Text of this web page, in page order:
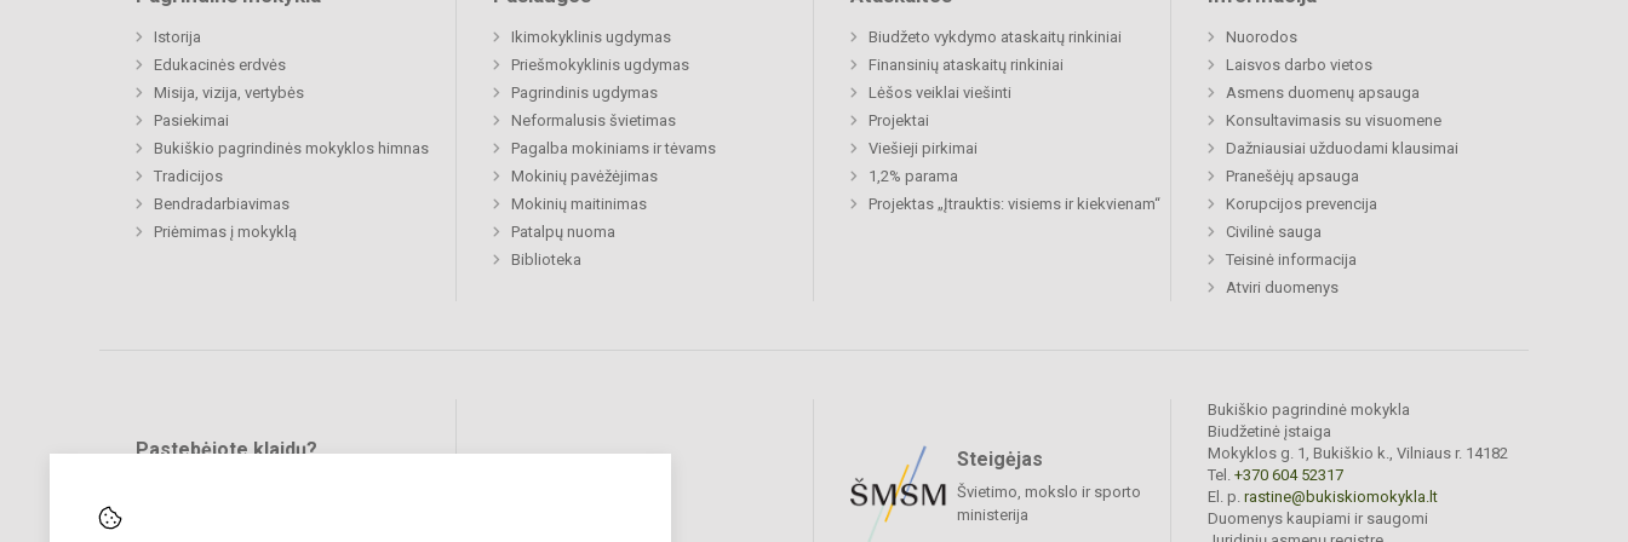
Istorija
Edukacinės erdvės
Misija, vizija, vertybės
Pasiekimai
Bukiškio pagrindinės mokyklos himnas
Tradicijos
Bendradarbiavimas
Priėmimas į mokyklą
Ikimokyklinis ugdymas
Priešmokyklinis ugdymas
Pagrindinis ugdymas
Neformalusis švietimas
Pagalba mokiniams ir tėvams
Mokinių pavėžėjimas
Mokinių maitinimas
Patalpų nuoma
Biblioteka
Biudžeto vykdymo ataskaitų rinkiniai
Finansinių ataskaitų rinkiniai
Lėšos veiklai viešinti
Projektai
Viešieji pirkimai
1,2% parama
Projektas „Įtrauktis: visiems ir kiekvienam“
Nuorodos
Laisvos darbo vietos
Asmens duomenų apsauga
Konsultavimasis su visuomene
Dažniausiai užduodami klausimai
Pranešėjų apsauga
Korupcijos prevencija
Civilinė sauga
Teisinė informacija
Atviri duomenys
Pastebėjote klaidų? Steigėjas
Švietimo, mokslo ir sporto
ministerija
Bukiškio pagrindinė mokykla
Biudžetinė įstaiga
Mokyklos g. 1, Bukiškio k., Vilniaus r. 14182
Tel. +370 604 52317
El. p. rastine@bukiskiomokykla.lt
Duomenys kaupiami ir saugomi